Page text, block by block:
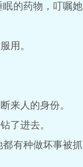
的药物，叮嘱她
用。
来人的身份。
了进去。
有种做坏事被抓